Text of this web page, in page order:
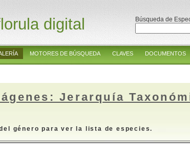
digital Búsqueda de
MOTORES DE BÚSQUEDA CLAVES DOCUMENTOS
Jerarquía
género para ver la lista de especies.